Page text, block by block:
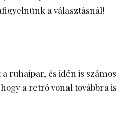
a választásnál!
ruhaipar, és idén is számos
a retró vonal továbbra is